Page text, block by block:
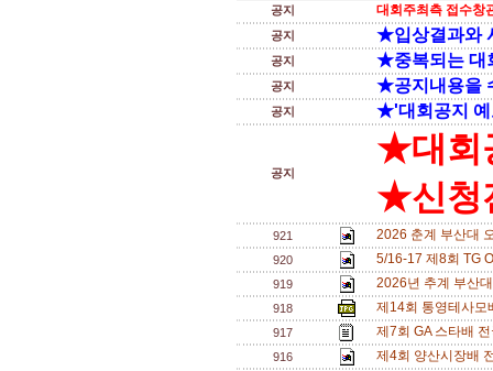
공지 대회주최측 접수창
공지 ★입상결과와
공지 ★중복되는 대
공지 ★공지내용을
공지 ★'대회공지 예
공지
★대회
★신청
921 2026 춘계 부산대
920 5/16-17 제8회 TG
919 2026년 추계 부산
918 제14회 통영테사
917 제7회 GA 스타배
916 제4회 양산시장배